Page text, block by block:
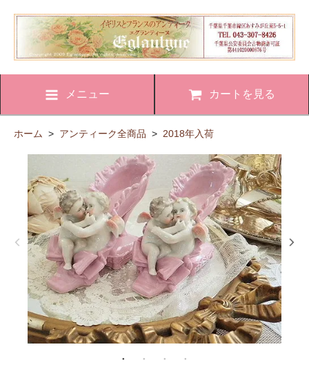
メニュー カートを見る
ホーム > アンティーク全商品 > 2018年入荷